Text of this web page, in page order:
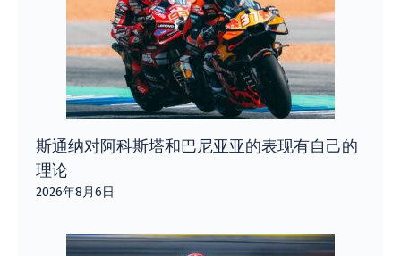
斯通纳对阿科斯塔和巴尼亚亚的表现有自己的
理论
2026年8月6日